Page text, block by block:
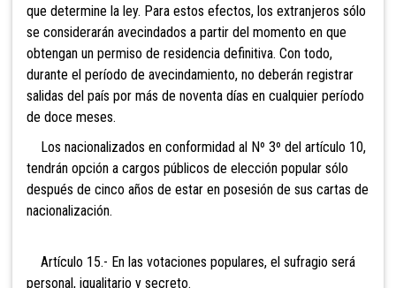
que determine la ley. Para estos efectos, los extranjeros sólo
se considerarán avecindados a partir del momento en que
obtengan un permiso de residencia definitiva. Con todo,
durante el período de avecindamiento, no deberán registrar
salidas del país por más de noventa días en cualquier período
de doce meses.
Los nacionalizados en conformidad al Nº 3º del artículo 10,
tendrán opción a cargos públicos de elección popular sólo
después de cinco años de estar en posesión de sus cartas de
nacionalización.
Artículo 15.- En las votaciones populares, el sufragio será
personal, igualitario y secreto.